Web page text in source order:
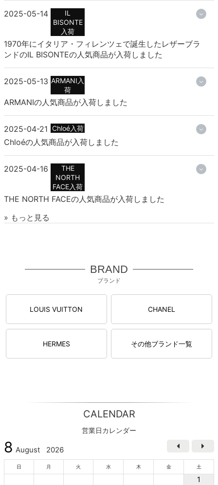
2025-05-14
IL
BISONTE
入荷
1970年にイタリア・フィレンツェで誕生したレザーブラ
ンドのIL BISONTEの人気商品が入荷しました
2025-05-13 ARMANI入
荷
ARMANIの人気商品が入荷しました
2025-04-21 Chloé入荷
Chloéの人気商品が入荷しました
2025-04-16
THE
NORTH
FACE入荷
THE NORTH FACEの人気商品が入荷しました
» もっと見る
BRAND
ブランド
LOUIS VUITTON CHANEL
HERMES その他ブランド一覧
CALENDAR
営業日カレンダー
8 August 2026
日 月 火 水 木 金 土
1